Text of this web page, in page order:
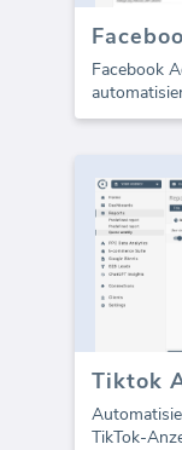
Facebook
TikTok-